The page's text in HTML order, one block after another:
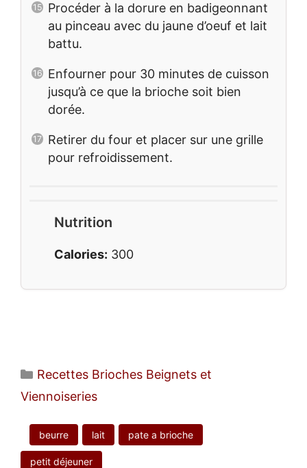
Procéder à la dorure en badigeonnant
au pinceau avec du jaune d’oeuf et lait
battu.
Enfourner pour 30 minutes de cuisson
jusqu’à ce que la brioche soit bien
dorée.
Retirer du four et placer sur une grille
pour refroidissement.
Nutrition
Calories: 300
Catégories
Recettes Brioches Beignets et
Viennoiseries
beurre lait pate a brioche
petit déjeuner